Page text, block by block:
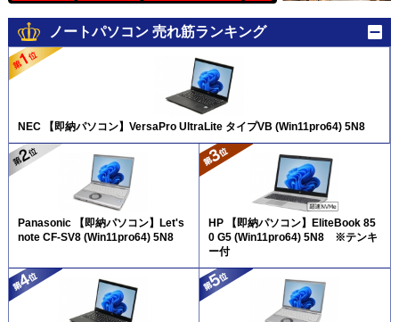
ノートパソコン 売れ筋ランキング
NEC 【即納パソコン】VersaPro UltraLite タイプVB (Win11pro64) 5N8
Panasonic 【即納パソコン】Let's
note CF-SV8 (Win11pro64) 5N8
HP 【即納パソコン】EliteBook 85
0 G5 (Win11pro64) 5N8 ※テンキ
ー付